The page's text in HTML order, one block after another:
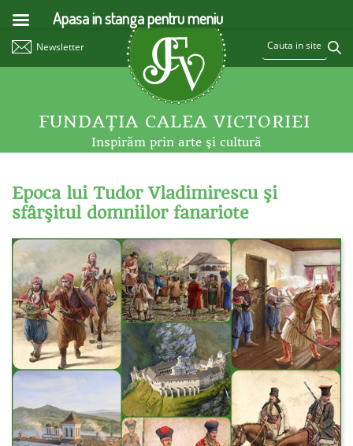
Newsletter
FUNDAŢIA CALEA VICTORIEI
Inspirăm prin arte şi cultură
Epoca lui Tudor Vladimirescu şi
sfârşitul domniilor fanariote
Apasa in stanga pentru meniu